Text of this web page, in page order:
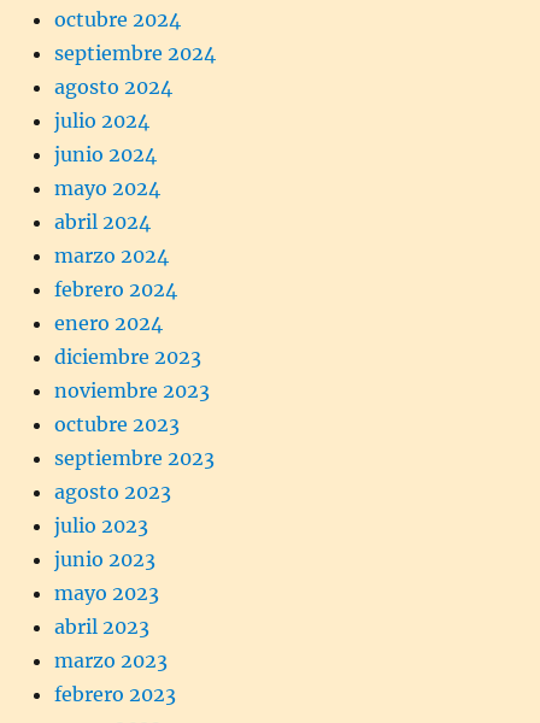
octubre 2024
septiembre 2024
agosto 2024
julio 2024
junio 2024
mayo 2024
abril 2024
marzo 2024
febrero 2024
enero 2024
diciembre 2023
noviembre 2023
octubre 2023
septiembre 2023
agosto 2023
julio 2023
junio 2023
mayo 2023
abril 2023
marzo 2023
febrero 2023